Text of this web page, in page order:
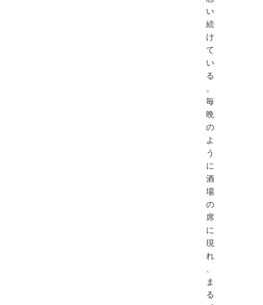
い
続
け
て
い
る
。
毎
晩
の
よ
う
に
酒
場
の
席
に
現
れ
、
ま
る